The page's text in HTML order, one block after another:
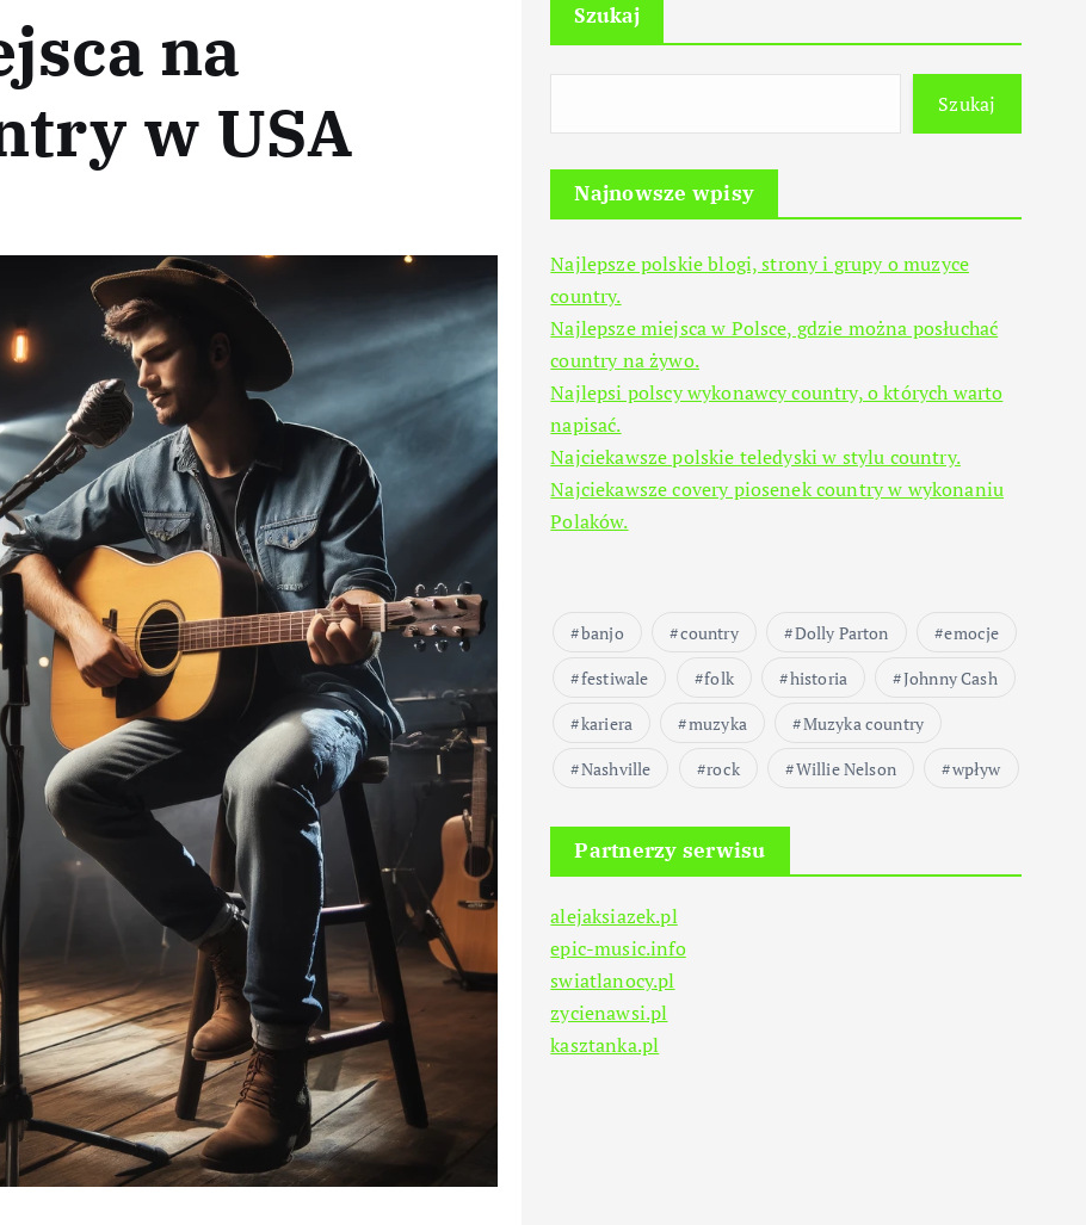
na
w USA
Szukaj
Szukaj
Najnowsze wpisy
Najlepsze polskie blogi, strony i grupy o muzyce
country.
Najlepsze miejsca w Polsce, gdzie można posłuchać
country na żywo.
Najlepsi polscy wykonawcy country, o których warto
napisać.
Najciekawsze polskie teledyski w stylu country.
Najciekawsze covery piosenek country w wykonaniu
Polaków.
banjo country Dolly Parton
emocje
festiwale
folk historia
Johnny Cash
kariera
muzyka
Muzyka country
Nashville
rock Willie Nelson wpływ
Partnerzy serwisu
alejaksiazek.pl
epic-music.info
swiatlanocy.pl
zycienawsi.pl
kasztanka.pl